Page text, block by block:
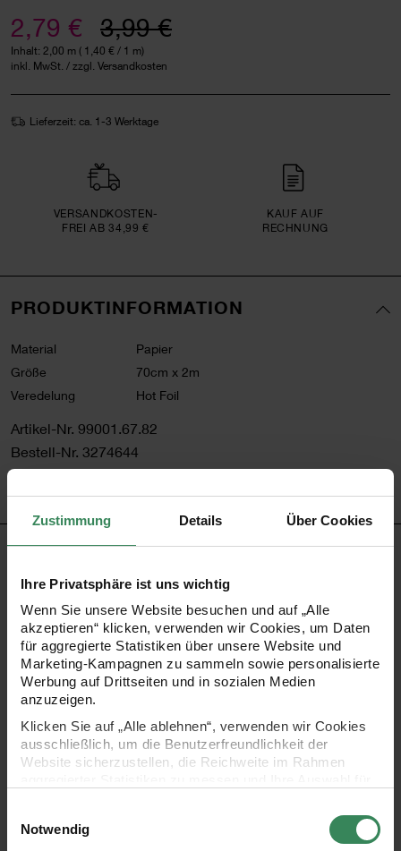
Zustimmung Details Über Cookies
Ihre Privatsphäre ist uns wichtig
Wenn Sie unsere Website besuchen und auf „Alle
akzeptieren“ klicken, verwenden wir Cookies, um Daten
für aggregierte Statistiken über unsere Website und
Marketing-Kampagnen zu sammeln sowie personalisierte
Werbung auf Drittseiten und in sozialen Medien
anzuzeigen.
Klicken Sie auf „Alle ablehnen“, verwenden wir Cookies
ausschließlich, um die Benutzerfreundlichkeit der
Website sicherzustellen, die Reichweite im Rahmen
Ihre Einwilligung ist freiwillig und kann jederzeit über den
Link „Cookie-Einstellungen“ im Fußbereich der Seite
Notwendig
2,79 € 3,99 €
Inhalt: 2,00 m ( 1,40 € / 1 m)
inkl. MwSt. / zzgl. Versandkosten
Lieferzeit: ca. 1-3 Werktage
VERSAND­KOSTEN­
FREI AB 34,99 €
KAUF AUF
RECHNUNG
PRODUKTINFORMATION
Material
Papier
Größe
70cm x 2m
Veredelung
Hot Foil
Artikel-Nr. 99001.67.82
Bestell-Nr. 3274644
Greifen Sie zu diesem Geschenkpapier im
weihnachtlichen Design der Kollektion „Nostalgic
Christmas“. Das Geschenkpapier hat eine sehr
hochwertige Papierqualität und punktet mit seinem
modernen und dennoch zeitlosen Design.
Design: Nostalgic Christmas – Baumschmuck, blau
Grammatur: 80 g/m²